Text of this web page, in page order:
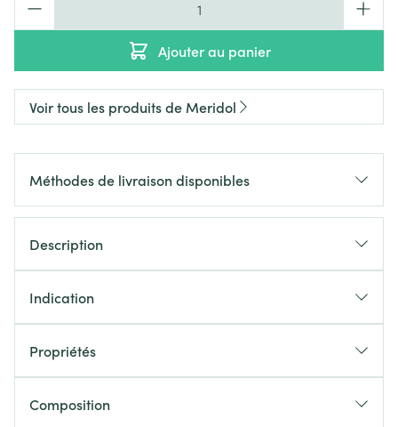
Ajouter au panier
Voir tous les produits de Meridol
Méthodes de livraison disponibles
Description
Indication
Propriétés
Composition